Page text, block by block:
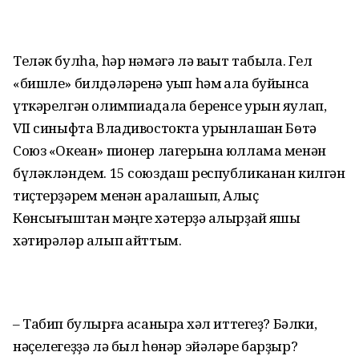
Теләк булһа, һәр нәмәгә лә ваҡыт табыла. Гел
«бишле» билдәләренә уҡып һәм ҡала буйынса
үткәрелгән олимпиадала беренсе урын яулап,
VII синыфта Владивостокта урын­лашҡан Бөтә
Союз «Океан» пионер лагерына юллама менән
бүләкләндем. 15 союздаш республиканан килгән
тиҫтерҙәрем менән аралашып, Алыҫ
Көнсығыштан мәңге хәтерҙә ҡалыр­ҙай яҡшы
хәтирәләр алып ҡайттым.
– Табип булырға ҡасаныраҡ хәл иттегеҙ? Бәлки,
нәҫелегеҙҙә лә был һөнәр эйәләре бар­ҙыр?